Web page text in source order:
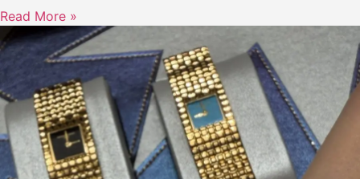
Read More »